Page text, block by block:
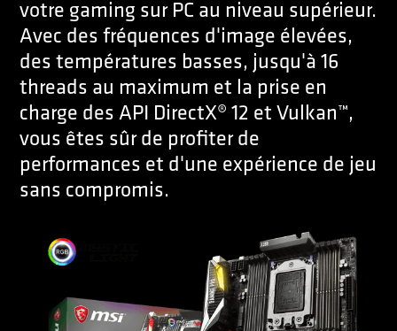
votre gaming sur PC au niveau supérieur.
Avec des fréquences d'image élevées,
des températures basses, jusqu'à 16
threads au maximum et la prise en
charge des API DirectX® 12 et Vulkan™,
vous êtes sûr de profiter de
performances et d'une expérience de jeu
sans compromis.